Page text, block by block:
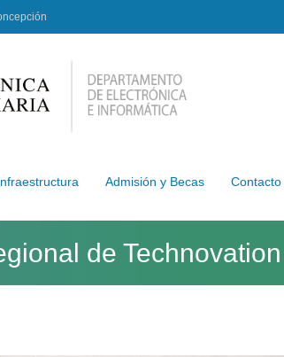
Admisión y Becas Contacto
de